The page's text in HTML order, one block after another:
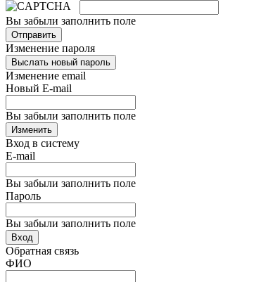
Вы забыли заполнить поле
Отправить
Изменение пароля
Выслать новый пароль
Изменение email
Новый E-mail
Вы забыли заполнить поле
Изменить
Вход в систему
E-mail
Вы забыли заполнить поле
Пароль
Вы забыли заполнить поле
Вход
Обратная связь
ФИО